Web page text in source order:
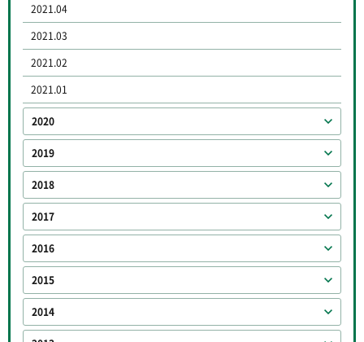
2021.04
2021.03
2021.02
2021.01
2020
2019
2018
2017
2016
2015
2014